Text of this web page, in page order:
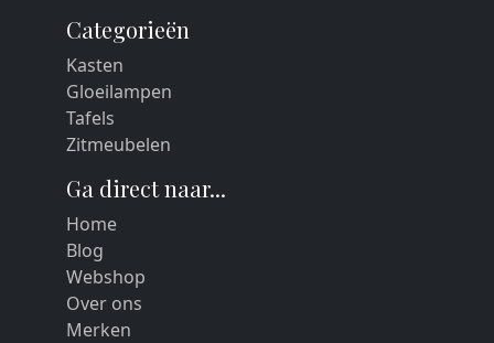
Categorieën
Kasten
Gloeilampen
Tafels
Zitmeubelen
Ga direct naar...
Home
Blog
Webshop
Over ons
Merken